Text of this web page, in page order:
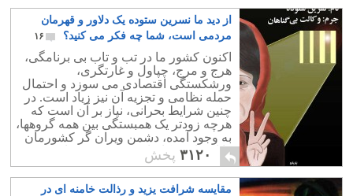
از دید ما نسرین ستوده یک دلاور و قهرمان
مردمی است، شما چه فکر می کنید؟
۱۶
اکنون کشور ما در تب و تاب بی برنامگی،
هرج و مرج، چپاول و غارتگری،
ورشکستگی اقتصادی می سوزد و احتمال
حمله نظامی و تجزیه آن نیز زیاد است. در
چنین شرایط بحرانی، نیاز بر آن است که
هرچه زودتر یک همبستگی بین همه گروهها،
به وجود آمده، دشمن ویران گر کشورمان
را از خانه و کاشانه خود بیرون برانیم.
۳۱۲۰ پخش
مقایسه شرافت یزید و رذالت خامنه ای در